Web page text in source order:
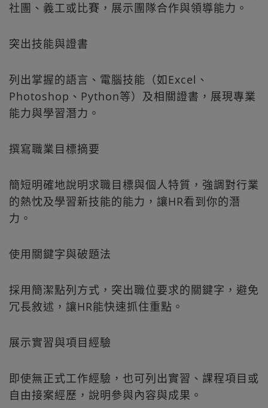
社團、義工或比賽，展示團隊合作與領導能力。
突出技能與證書
列出掌握的語言、電腦技能（如Excel、
Photoshop、Python等）及相關證書，展現專業
能力與學習潛力。
撰寫職業目標摘要
簡短明確地說明求職目標與個人特質，強調對行業
的熱忱及學習新技能的能力，讓HR看到你的潛
力。
使用關鍵字與破題法
採用簡潔點列方式，突出職位要求的關鍵字，避免
冗長敘述，讓HR能快速抓住重點。
展示實習與項目經驗
即使無正式工作經驗，也可列出實習、課程項目或
自由接案經歷，說明參與內容與成果。